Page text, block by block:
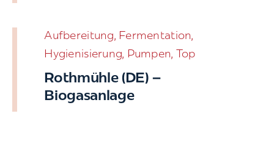
Aufbereitung, Fermentation,
Hygienisierung, Pumpen, Top
Rothmühle (DE) –
Biogasanlage